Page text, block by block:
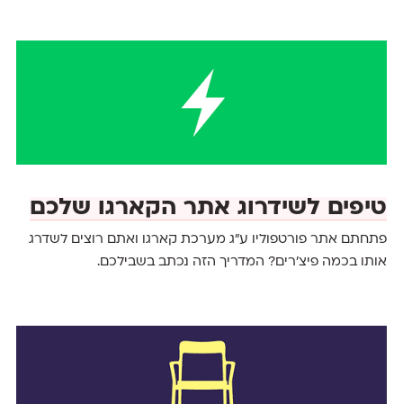
טיפים לשידרוג אתר הקארגו שלכם
פתחתם אתר פורטפוליו ע"ג מערכת קארגו ואתם רוצים לשדרג
אותו בכמה פיצ׳רים? המדריך הזה נכתב בשבילכם.